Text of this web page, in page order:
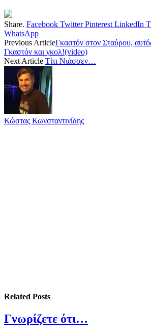
Share. Facebook Twitter Pinterest LinkedIn
WhatsApp
Previous ArticleΓκαστόν στον Σταύρου,
Γκαστόν και γκολ!(video)
Next Article Τίτι Νιάσσεν…
Κώστας Κωνσταντινίδης
Related Posts
Γνωρίζετε ότι…